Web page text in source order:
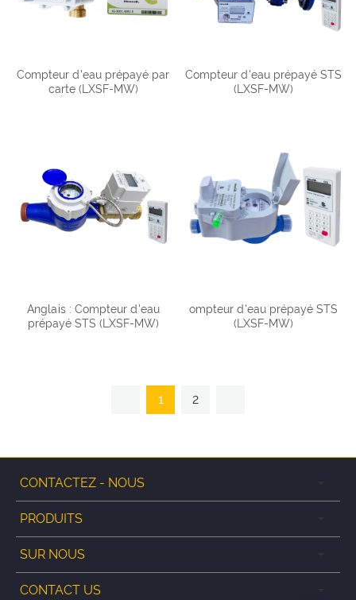
Compteur d'eau prépayé par
carte (LXSF-MW)
Compteur d'eau prépayé STS
(LXSF-MW)
Anglais : Compteur d'eau
prépayé STS (LXSF-MW)
ompteur d'eau prépayé STS
(LXSF-MW)
1 2
CONTACTEZ - NOUS
PRODUITS
SUR NOUS
CONTACT US